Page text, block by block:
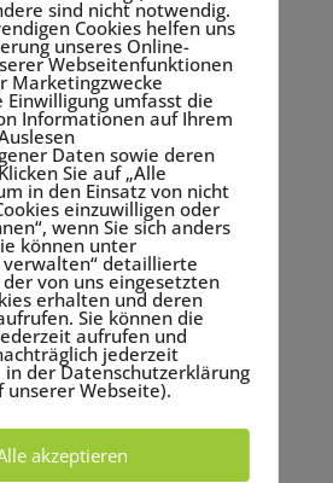
Optimismus und deine
Ereignisse reflektieren:
in dem du regelmäßig
widerfahren ist und warum
andauern wird. Notiere dazu,
Guten mit deinen
Gleichzeitig
Ereignisse mit folgenden
sie begrenzt? Wie kannst du sie
gut umgehen? Was lässt sich
Diese Übung fördert eine
aus und beobachte, wie deine
sind nicht notwendig.
Cookies helfen uns
unseres Online-
Webseitenfunktionen
Marketingzwecke
Einwilligung umfasst die
Informationen auf Ihrem
Daten sowie deren
Sie auf „Alle
in den Einsatz von nicht
einzuwilligen oder
wenn Sie sich anders
können unter
verwalten“ detaillierte
von uns eingesetzten
erhalten und deren
Sie können die
aufrufen und
jederzeit
in der Datenschutzerklärung
Webseite).
akzeptieren